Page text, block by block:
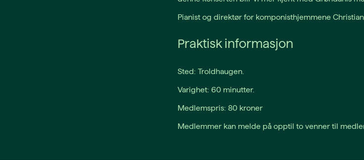
Pianist og direktør for komponisthjemmene
Praktisk informasjon
Sted: Troldhaugen.
Varighet: 60 minutter.
Medlemspris: 80 kroner
Medlemmer kan melde på opptil to venner til